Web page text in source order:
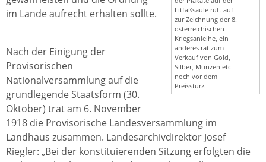
Litfaßsäule ruft auf
zur Zeichnung der 8.
österreichischen
Kriegsanleihe, ein
anderes rät zum
Verkauf von Gold,
Silber, Münzen etc
noch vor dem
Preissturz.
im Lande aufrecht erhalten sollte.
Nach der Einigung der
Provisorischen
Nationalversammlung auf die
grundlegende Staatsform (30.
Oktober) trat am 6. November
1918 die Provisorische Landesversammlung im
Landhaus zusammen. Landesarchivdirektor Josef
Riegler: „Bei der konstituierenden Sitzung erfolgten die